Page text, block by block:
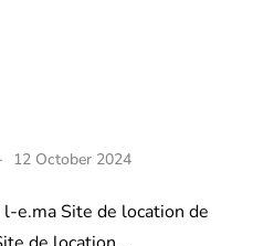
12 October 2024
e.ma Site de location de